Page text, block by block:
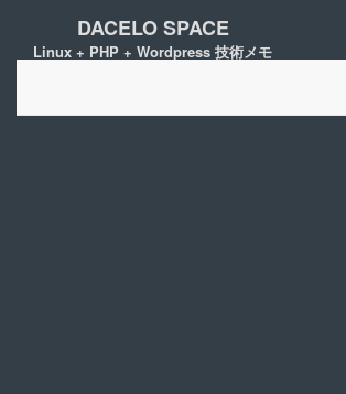
DACELO SPACE
Linux + PHP + Wordpress 技術メモ